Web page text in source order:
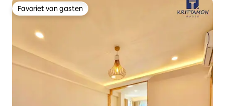
Favoriet van gasten
Favoriet van gasten